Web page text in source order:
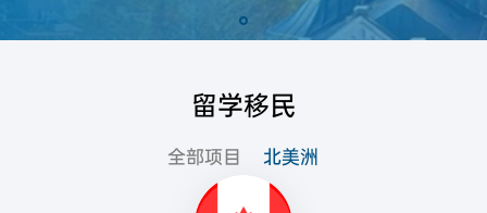
留学移民
全部项目 北美洲